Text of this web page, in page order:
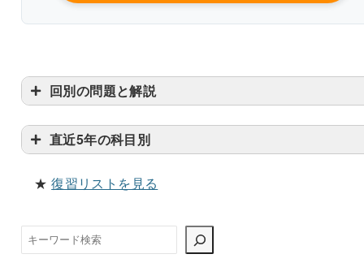
回別の問題と解説
直近5年の科目別
★復習リストを見る
検
索